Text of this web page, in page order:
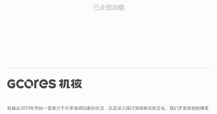
已全部加载
机核从2010年开始一直致力于分享游戏玩家的生活，以及深入探讨游戏相关的文化。我们开发原创的播客